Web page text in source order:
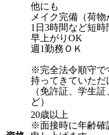
他にも
メイク完備（荷物
1日3時間など短時
早上がりOK
週1勤務ＯＫ
※完全法令順守で
持ってきていただ
（免許証、学生
ど）
20歳以上
※面接時に年齢確